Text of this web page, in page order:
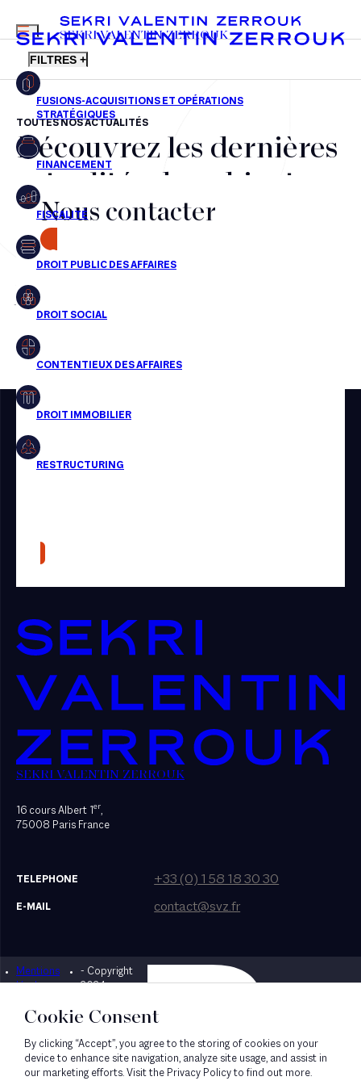
FR EN
MENU
SEKRI VALENTIN ZERROUK
FILTRES +
Fusions-acquisitions et opérations stratégiques
Financement
Fiscalité
Droit public des affaires
Droit social
Droit immobilier
Restructuring
Presse
TOUTES NOS ACTUALITÉS
Découvrez les dernières
actualités du cabinet,
nos récompenses et nos
transactions, jour après
jour
Aucun résultats pour cette recherche
Nous contacter
SEKRI VALENTIN ZERROUK
16 cours Albert 1er,
75008 Paris France
TELEPHONE +33 (0) 1 58 18 30 30
E-MAIL contact@svz.fr
Mentions
légales
- Copyright
2024
Designed by Bonhomme
Cookie Consent
By clicking “Accept”, you agree to the storing of cookies on your
device to enhance site navigation, analyze site usage, and assist in
our marketing efforts. Visit the Privacy Policy to find out more.